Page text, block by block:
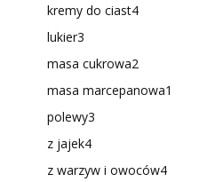
kremy do ciast4
lukier3
masa cukrowa2
masa marcepanowa1
polewy3
z jajek4
z warzyw i owoców4